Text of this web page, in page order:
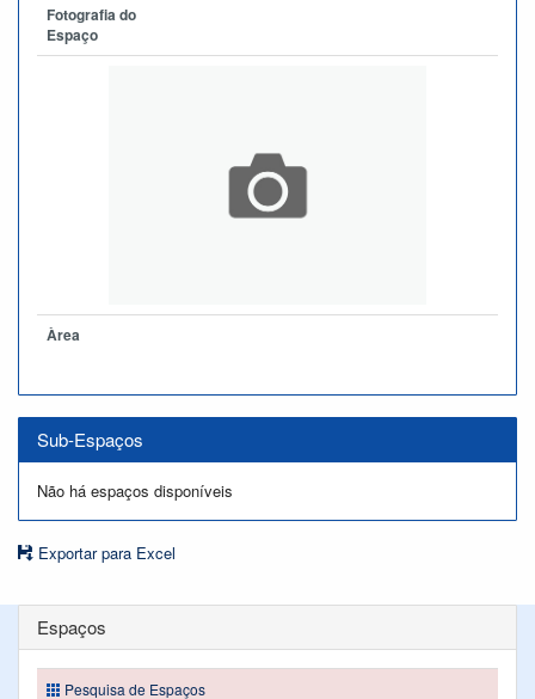
Fotografia do
Espaço
Àrea
Sub-Espaços
Não há espaços disponíveis
Exportar para Excel
Espaços
Pesquisa de Espaços